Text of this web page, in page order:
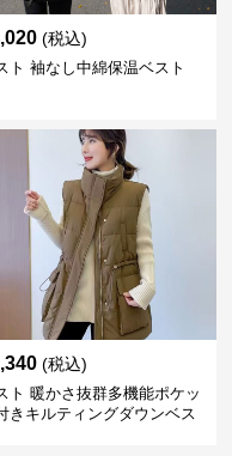
(税込)
ト 袖なし中綿保温ベスト
(税込)
ト 暖かさ抜群多機能ポケッ
きキルティングダウンベス